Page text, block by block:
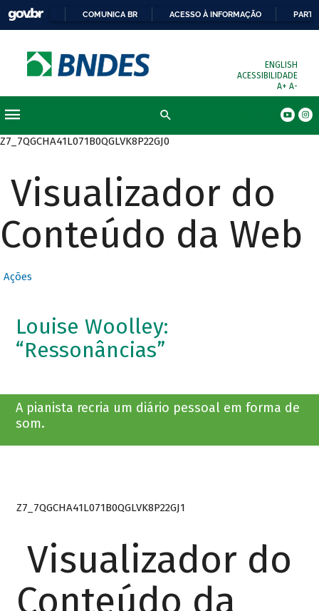
COMUNICA BR ACESSO À INFORMAÇÃO
ENGLISH
ACESSIBILIDADE
A+ A-
Z7_7QGCHA41L071B0QGLVK8P22GJ0
Visualizador do
Conteúdo da Web
Ações
Louise Woolley:
“Ressonâncias”
A pianista recria um diário pessoal em forma de
som.
Z7_7QGCHA41L071B0QGLVK8P22GJ1
Visualizador do
Conteúdo da